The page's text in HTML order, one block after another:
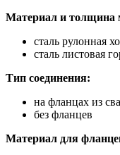
Материал и толщина
сталь рулонная
сталь листовая
Тип соединения:
на фланцах из
без фланцев
Материал для